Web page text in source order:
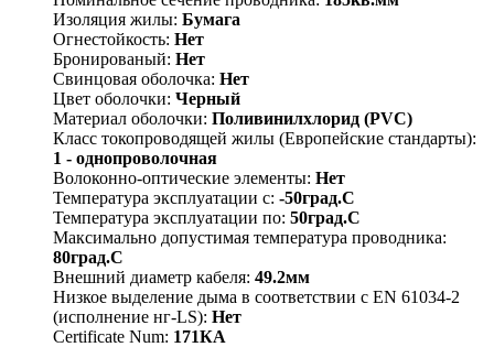
Изоляция жилы: Бумага
Огнестойкость: Нет
Бронированый: Нет
Свинцовая оболочка: Нет
Цвет оболочки: Черный
Материал оболочки: Поливинилхлорид (PVC)
Класс токопроводящей жилы (Европейские стандарты):
1 - однопроволочная
Волоконно-оптические элементы: Нет
Температура эксплуатации с: -50град.C
Температура эксплуатации по: 50град.C
Максимально допустимая температура проводника:
80град.C
Внешний диаметр кабеля: 49.2мм
Низкое выделение дыма в соответствии с EN 61034-2
(исполнение нг-LS): Нет
Certificate Num: 171КА